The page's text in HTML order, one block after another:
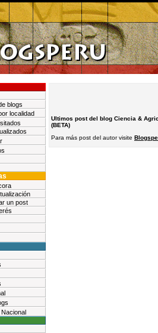
blogs
localidad
un post
Ultimos post del blog Ciencia &
(BETA)
Para más post del autor visite